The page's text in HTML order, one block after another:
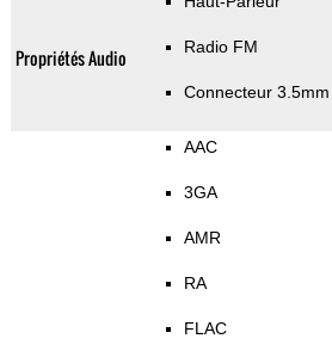
Propriétés Audio Radio FM
Connecteur 3.5mm
AAC
3GA
AMR
RA
FLAC